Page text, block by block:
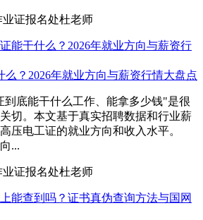
业证报名处杜老师
？2026年就业方向与薪资行情大盘点
到底能干什么工作、能拿多少钱"是很
切。本文基于真实招聘数据和行业薪
压电工证的就业方向和收入水平。
...
业证报名处杜老师